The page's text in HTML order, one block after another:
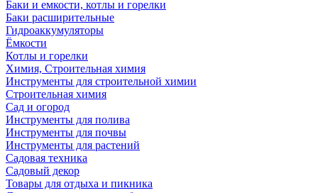
Баки и емкости, котлы и горелки
Баки расширительные
Гидроаккумуляторы
Ёмкости
Котлы и горелки
Химия, Строительная химия
Инструменты для строительной химии
Строительная химия
Сад и огород
Инструменты для полива
Инструменты для почвы
Инструменты для растений
Садовая техника
Садовый декор
Товары для отдыха и пикника